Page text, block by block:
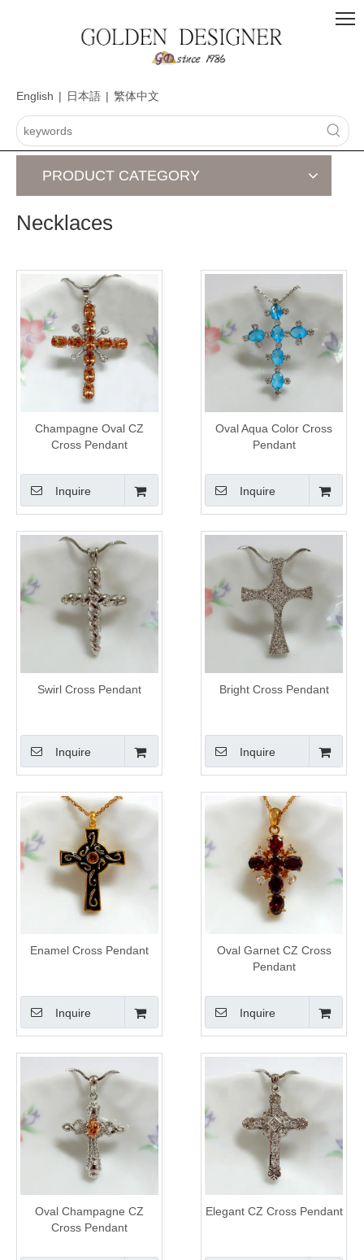
English | 日本語 | 繁体中文
PRODUCT CATEGORY
Necklaces
Champagne Oval CZ
Cross Pendant
Inquire
Oval Aqua Color Cross
Pendant
Inquire
Swirl Cross Pendant
Inquire
Bright Cross Pendant
Inquire
Enamel Cross Pendant
Inquire
Oval Garnet CZ Cross
Pendant
Inquire
Oval Champagne CZ
Cross Pendant
Elegant CZ Cross Pendant